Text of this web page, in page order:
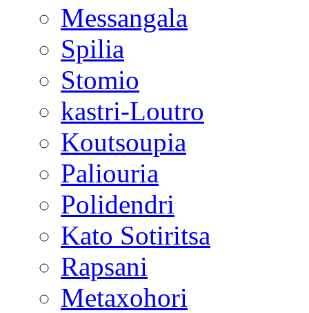
Messangala
Spilia
Stomio
kastri-Loutro
Koutsoupia
Paliouria
Polidendri
Kato Sotiritsa
Rapsani
Metaxohori